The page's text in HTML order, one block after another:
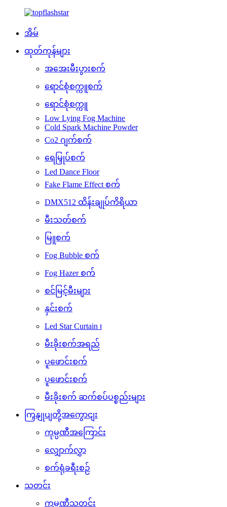
အိမ်
ထုတ်ကုန်များ
အအေးမီးပွားစက်
ရောင်စုံစက္ကူစက်
ရောင်စုံစက္ကူ
Low Lying Fog Machine
Cold Spark Machine Powder
Co2 ဂျက်စက်
ရေမြှုပ်စက်
Led Dance Floor
Fake Flame Effect စက်
DMX512 ထိန်းချုပ်ကိရိယာ
မီးသတ်စက်
မြူစက်
Fog Bubble စက်
Fog Hazer စက်
စင်မြင့်မီးများ
နှင်းစက်
Led Star Curtain ၊
မီးခိုးစက်အရည်
ပူဖောင်းစက်
ပူဖောင်းစက်
မီးခိုးစက် ဆက်စပ်ပစ္စည်းများ
ကြှနျုပျတို့အကွောငျး
ကုမ္ပဏီအကြောင်း
လျှောက်လွှာ
စက်ရုံခရီးစဉ်
သတင်း
ကုမ္ပဏီသတင်း